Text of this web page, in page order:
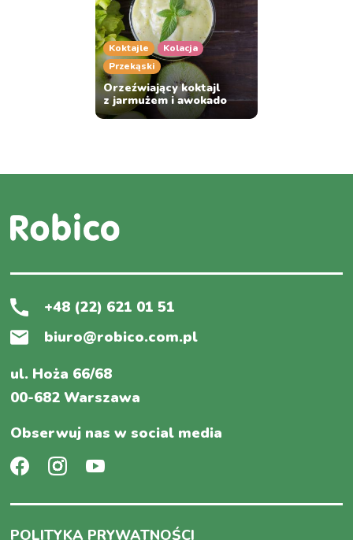
Koktajle
Kolacja
Przekąski
Orzeźwiający koktajl
z jarmużem i awokado
+48 (22) 621 01 51
biuro@robico.com.pl
ul. Hoża 66/68
00-682 Warszawa
Obserwuj nas w social media
POLITYKA PRYWATNOŚCI